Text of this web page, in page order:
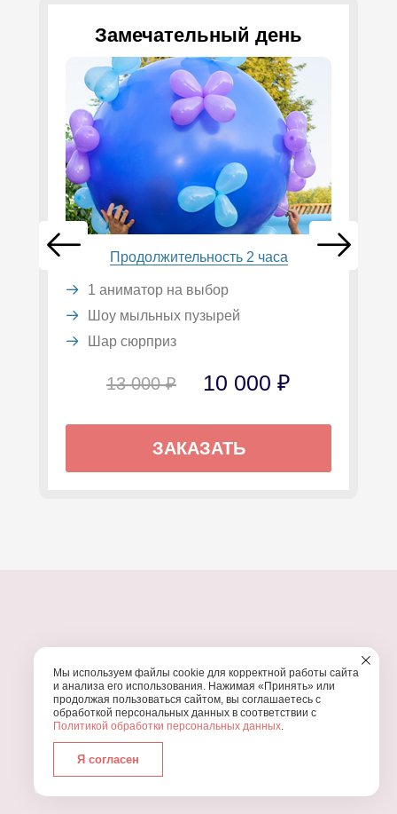
Замечательный день
Продолжительность 2 часа
1 аниматор на выбор
Шоу мыльных пузырей
Шар сюрприз
13 000 ₽ 10 000 ₽
ЗАКАЗАТЬ
УЗНАЙТЕ, ПОЧЕМУ ПРОВЕДЕНИЕВАШЕГО
ПРАЗДНИКА СТОИТ ДОВЕРИТЬ НАМ
Работаем с 2016 года
Мы используем файлы cookie для корректной работы сайта
и анализа его использования. Нажимая «Принять» или
продолжая пользоваться сайтом, вы соглашаетесь с
обработкой персональных данных в соответствии с
Политикой обработки персональных данных.
Я согласен